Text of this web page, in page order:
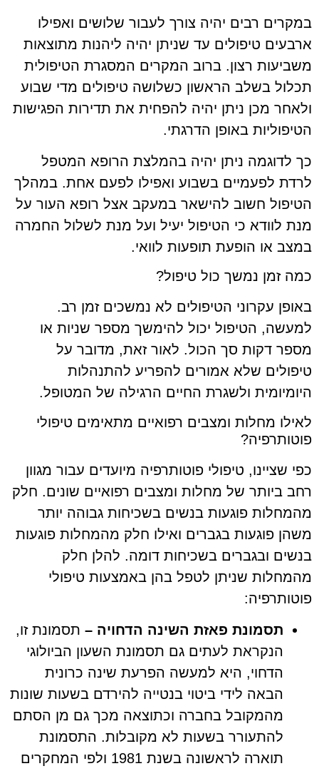
במקרים רבים יהיה צורך לעבור שלושים ואפילו
ארבעים טיפולים עד שניתן יהיה ליהנות מתוצאות
משביעות רצון. ברוב המקרים המסגרת הטיפולית
תכלול בשלב הראשון כשלושה טיפולים מדי שבוע
ולאחר מכן ניתן יהיה להפחית את תדירות הפגישות
הטיפוליות באופן הדרגתי.
כך לדוגמה ניתן יהיה בהמלצת הרופא המטפל
לרדת לפעמיים בשבוע ואפילו לפעם אחת. במהלך
הטיפול חשוב להישאר במעקב אצל רופא העור על
מנת לוודא כי הטיפול יעיל ועל מנת לשלול החמרה
במצב או הופעת תופעות לוואי.
כמה זמן נמשך כול טיפול?
באופן עקרוני הטיפולים לא נמשכים זמן רב.
למעשה, הטיפול יכול להימשך מספר שניות או
מספר דקות סך הכול. לאור זאת, מדובר על
טיפולים שלא אמורים להפריע להתנהלות
היומיומית ולשגרת החיים הרגילה של המטופל.
לאילו מחלות ומצבים רפואיים מתאימים טיפולי
פוטותרפיה?
כפי שציינו, טיפולי פוטותרפיה מיועדים עבור מגוון
רחב ביותר של מחלות ומצבים רפואיים שונים. חלק
מהמחלות פוגעות בנשים בשכיחות גבוהה יותר
משהן פוגעות בגברים ואילו חלק מהמחלות פוגעות
בנשים ובגברים בשכיחות דומה. להלן חלק
מהמחלות שניתן לטפל בהן באמצעות טיפולי
פוטותרפיה:
תסמונת פאזת השינה הדחויה – תסמונת זו,
הנקראת לעתים גם תסמונת השעון הביולוגי
הדחוי, היא למעשה הפרעת שינה כרונית
הבאה לידי ביטוי בנטייה להירדם בשעות שונות
מהמקובל בחברה וכתוצאה מכך גם מן הסתם
להתעורר בשעות לא מקובלות. התסמונת
תוארה לראשונה בשנת 1981 ולפי המחקרים